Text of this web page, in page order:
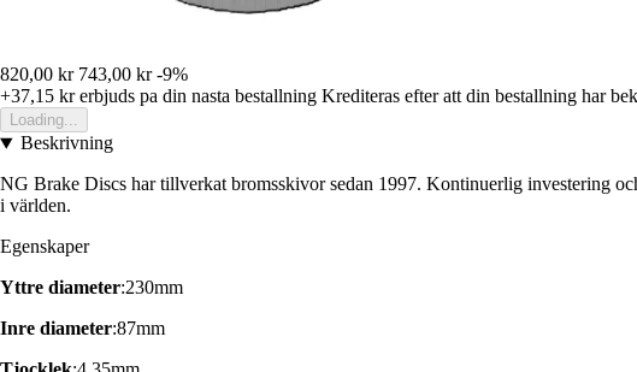
820,00 kr 743,00 kr -9%
+37,15 krerbjuds pa din nasta bestallning Krediteras efter att din bestallning har
Loading...
Beskrivning
NG Brake Discs har tillverkat bromsskivor sedan 1997. Kontinuerlig investering
i världen.
Egenskaper
Yttre diameter:230mm
Inre diameter:87mm